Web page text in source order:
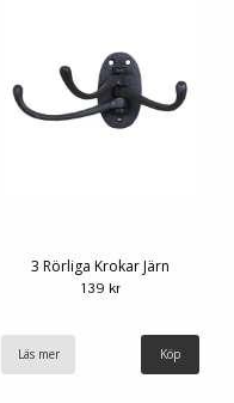
3 Rörliga Krokar Järn
139 kr
Läs mer